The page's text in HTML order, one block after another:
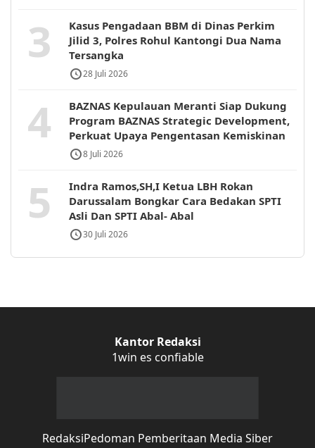
3
Kasus Pengadaan BBM di Dinas Perkim
Jilid 3, Polres Rohul Kantongi Dua Nama
Tersangka
28 Juli 2026
4
BAZNAS Kepulauan Meranti Siap Dukung
Program BAZNAS Strategic Development,
Perkuat Upaya Pengentasan Kemiskinan
8 Juli 2026
5
Indra Ramos,SH,I Ketua LBH Rokan
Darussalam Bongkar Cara Bedakan SPTI
Asli Dan SPTI Abal- Abal
30 Juli 2026
Kantor Redaksi
1win es confiable
RedaksiPedoman Pemberitaan Media Siber